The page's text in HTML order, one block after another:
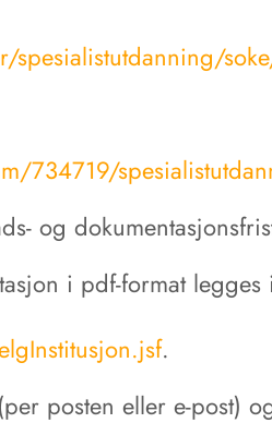
734719/
og
i pdf-format legges
.
posten eller e-post)